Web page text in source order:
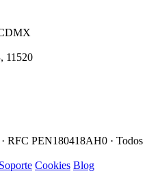
11520
RFC PEN180418AH0 · Todos
Cookies Blog